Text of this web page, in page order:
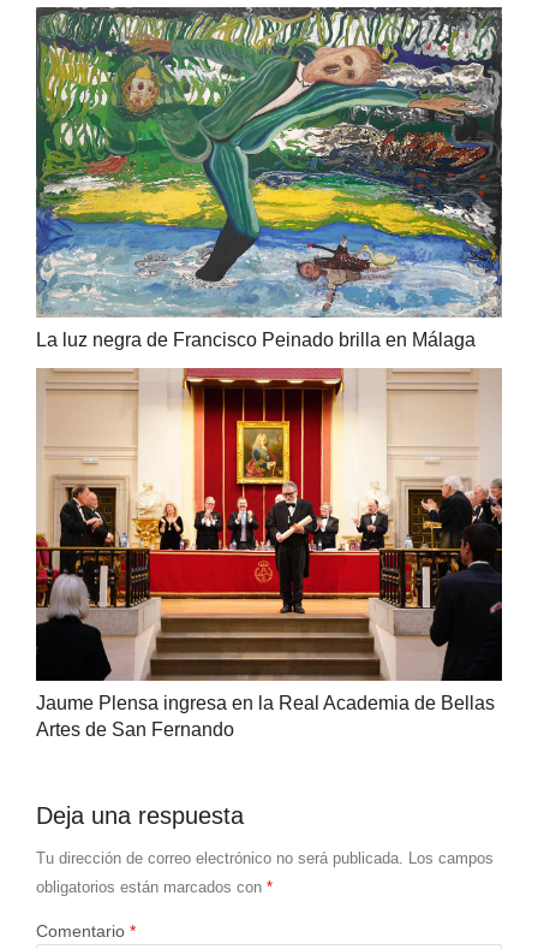
La luz negra de Francisco Peinado brilla en Málaga
Jaume Plensa ingresa en la Real Academia de Bellas
Artes de San Fernando
Deja una respuesta
Tu dirección de correo electrónico no será publicada. Los campos
obligatorios están marcados con *
Comentario *